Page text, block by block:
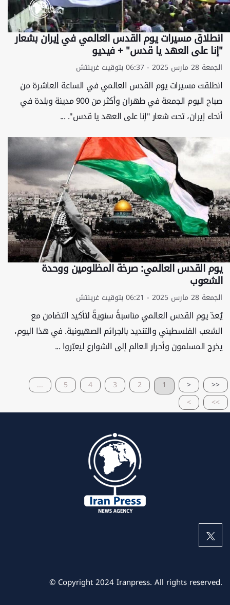
انطلاق مسيرات يوم القدس العالمي في إيران بشعار
"إنا على العهد يا قدس" + فيديو
الجمعة 28 مارس 2025 - 06:37 بتوقيت غرينتش
انطلقت مسيرات يوم القدس العالمي في الساعة العاشرة من
صباح اليوم الجمعة في طهران وأكثر من 900 مدينة وبلدة في
أنحاء إيران، تحت شعار "إنا على العهد يا قدس". ...
يوم القدس العالمي: صرخة المظلومين ووحدة
الشعوب
الجمعة 28 مارس 2025 - 06:21 بتوقيت غرينتش
يُعدّ يوم القدس العالمي مناسبةً سنويةً لتأكيد التضامن مع
الشعب الفلسطيني والتنديد بالجرائم الصهيونية. في هذا اليوم،
يخرج المسلمون وأحرار العالم إلى الشوارع ليعبّروا ...
<<
<
1
2
3
4
5
...
>
>>
© Copyright 2024 Iranpress. All rights reserved.